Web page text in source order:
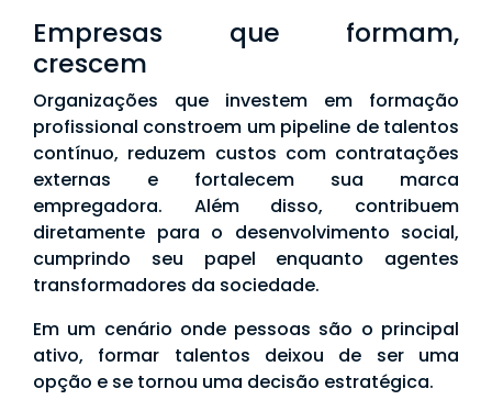
Empresas que formam,
crescem
Organizações que investem em formação
profissional constroem um pipeline de talentos
contínuo, reduzem custos com contratações
externas e fortalecem sua marca
empregadora. Além disso, contribuem
diretamente para o desenvolvimento social,
cumprindo seu papel enquanto agentes
transformadores da sociedade.
Em um cenário onde pessoas são o principal
ativo, formar talentos deixou de ser uma
opção e se tornou uma decisão estratégica.